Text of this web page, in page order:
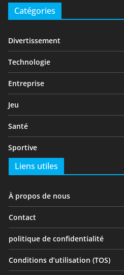
Catégories
Divertissement
Technologie
Entreprise
Jeu
Santé
Sportive
Liens utiles
À propos de nous
Contact
politique de confidentialité
Conditions d’utilisation (TOS)